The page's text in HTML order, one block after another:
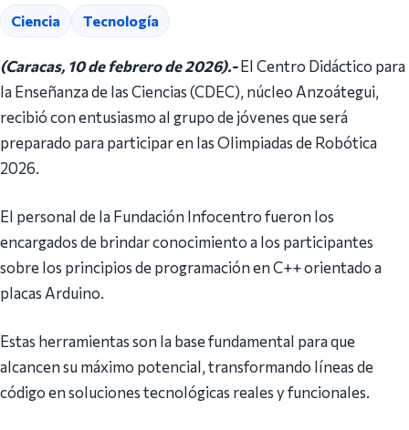
Ciencia Tecnología
(Caracas, 10 de febrero de 2026).-El Centro Didáctico para
la Enseñanza de las Ciencias (CDEC), núcleo Anzoátegui,
recibió con entusiasmo al grupo de jóvenes que será
preparado para participar en las Olimpiadas de Robótica
2026.
El personal de la Fundación Infocentro fueron los
encargados de brindar conocimiento a los participantes
sobre los principios de programación en C++ orientado a
placas Arduino.
Estas herramientas son la base fundamental para que
alcancen su máximo potencial, transformando líneas de
código en soluciones tecnológicas reales y funcionales.